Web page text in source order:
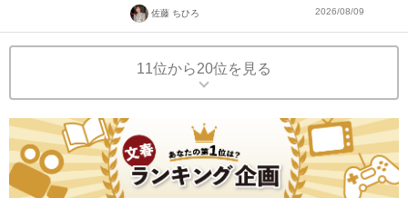
佐藤 ちひろ 2026/08/09
11位から20位を見る